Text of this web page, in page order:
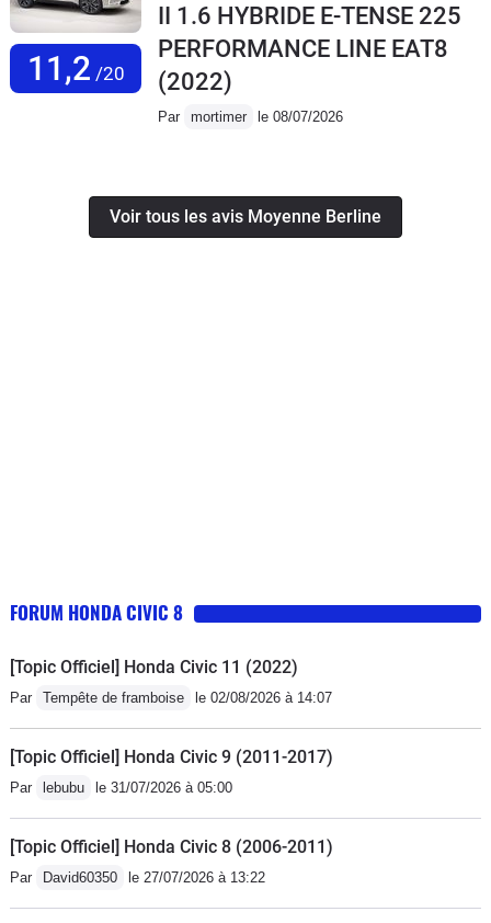
11,2 /20
II 1.6 HYBRIDE E-TENSE 225
PERFORMANCE LINE EAT8
(2022)
Par mortimer le 08/07/2026
Voir tous les avis Moyenne Berline
FORUM HONDA CIVIC 8
[Topic Officiel] Honda Civic 11 (2022)
Par Tempête de framboise le 02/08/2026 à 14:07
[Topic Officiel] Honda Civic 9 (2011-2017)
Par lebubu le 31/07/2026 à 05:00
[Topic Officiel] Honda Civic 8 (2006-2011)
Par David60350 le 27/07/2026 à 13:22